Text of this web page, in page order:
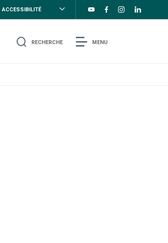
ACCESSIBILITÉ
RECHERCHE MENU